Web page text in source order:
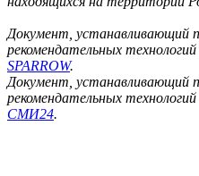
Документ, устанавливающий
рекомендательных
SPARROW.
Документ, устанавливающий
рекомендательных
СМИ24.